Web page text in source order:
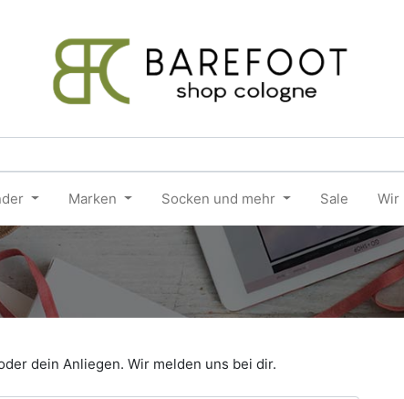
Marken Socken und mehr Sale Wir
dein Anliegen. Wir melden uns bei dir.